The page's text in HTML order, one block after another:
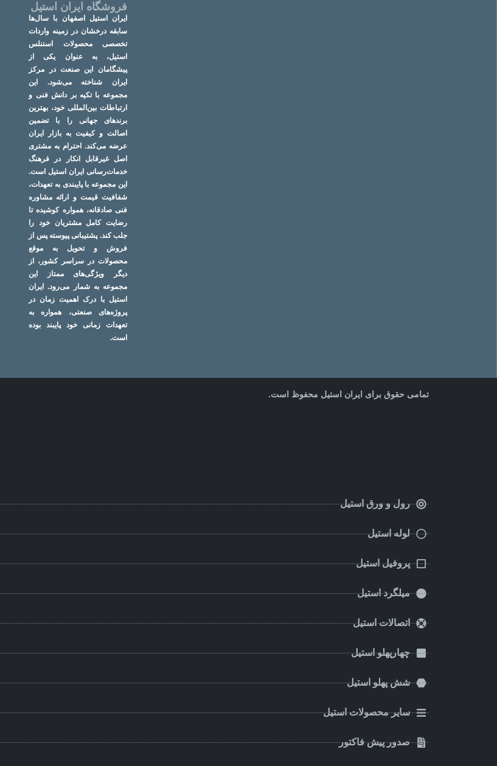
فروشگاه ایران استیل
ایران استیل اصفهان با سال‌ها
سابقه درخشان در زمینه واردات
تخصصی محصولات استنلس
استیل، به عنوان یکی از
پیشگامان این صنعت در مرکز
ایران شناخته می‌شود. این
مجموعه با تکیه بر دانش فنی و
ارتباطات بین‌المللی خود، بهترین
برندهای جهانی را با تضمین
اصالت و کیفیت به بازار ایران
عرضه می‌کند. احترام به مشتری
اصل غیرقابل انکار در فرهنگ
خدمات‌رسانی ایران استیل است.
این مجموعه با پایبندی به تعهدات،
شفافیت قیمت و ارائه مشاوره
فنی صادقانه، همواره کوشیده تا
رضایت کامل مشتریان خود را
جلب کند. پشتیبانی پیوسته پس از
فروش و تحویل به موقع
محصولات در سراسر کشور، از
دیگر ویژگی‌های ممتاز این
مجموعه به شمار می‌رود. ایران
استیل با درک اهمیت زمان در
پروژه‌های صنعتی، همواره به
تعهدات زمانی خود پایبند بوده
است.
تمامی حقوق برای ایران استیل محفوظ است.
رول و ورق استیل
لوله استیل
پروفیل استیل
میلگرد استیل
اتصالات استیل
چهارپهلو استیل
شش پهلو استیل
سایر محصولات استیل
صدور پیش فاکتور